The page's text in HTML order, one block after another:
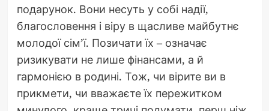
подарунок. Вони несуть у собі надії,
благословення і віру в щасливе майбутнє
молодої сім’ї. Позичати їх – означає
ризикувати не лише фінансами, а й
гармонією в родині. Тож, чи вірите ви в
прикмети, чи вважаєте їх пережитком